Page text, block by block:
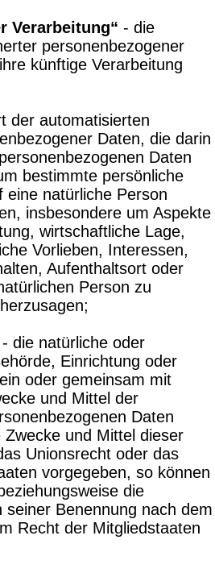
Verarbeitung“ - die
personenbezogener
künftige Verarbeitung
der automatisierten
Daten, die darin
Daten
bestimmte persönliche
eine natürliche Person
insbesondere um Aspekte
wirtschaftliche Lage,
Vorlieben, Interessen,
Aufenthaltsort oder
Person zu
- die natürliche oder
Einrichtung oder
oder gemeinsam mit
und Mittel der
Daten
und Mittel dieser
Unionsrecht oder das
vorgegeben, so können
die
seiner Benennung nach dem
Recht der Mitgliedstaaten